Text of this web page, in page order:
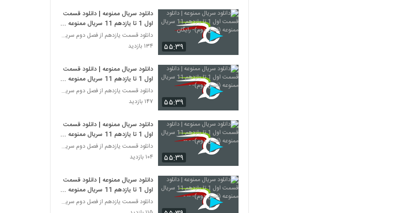
۵۵:۳۹
دانلود سریال ممنوعه | دانلود قسمت
اول 1 تا یازدهم 11 سریال ممنوعه
(فصل دوم)- رایگان
دانلود قسمت یازدهم از فصل دوم سریال ممنوعه
۱۳۴ بازدید
۵۵:۳۹
دانلود سریال ممنوعه | دانلود قسمت
اول 1 تا یازدهم 11 سریال ممنوعه
(فصل دوم)- -
دانلود قسمت یازدهم از فصل دوم سریال ممنوعه
۱۴۷ بازدید
۵۵:۳۹
دانلود سریال ممنوعه | دانلود قسمت
اول 1 تا یازدهم 11 سریال ممنوعه
(فصل دوم)- - --
دانلود قسمت یازدهم از فصل دوم سریال ممنوعه
۱۰۴ بازدید
دانلود سریال ممنوعه | دانلود قسمت
اول 1 تا یازدهم 11 سریال ممنوعه
(فصل دوم)- -- -
دانلود قسمت یازدهم از فصل دوم سریال ممنوعه